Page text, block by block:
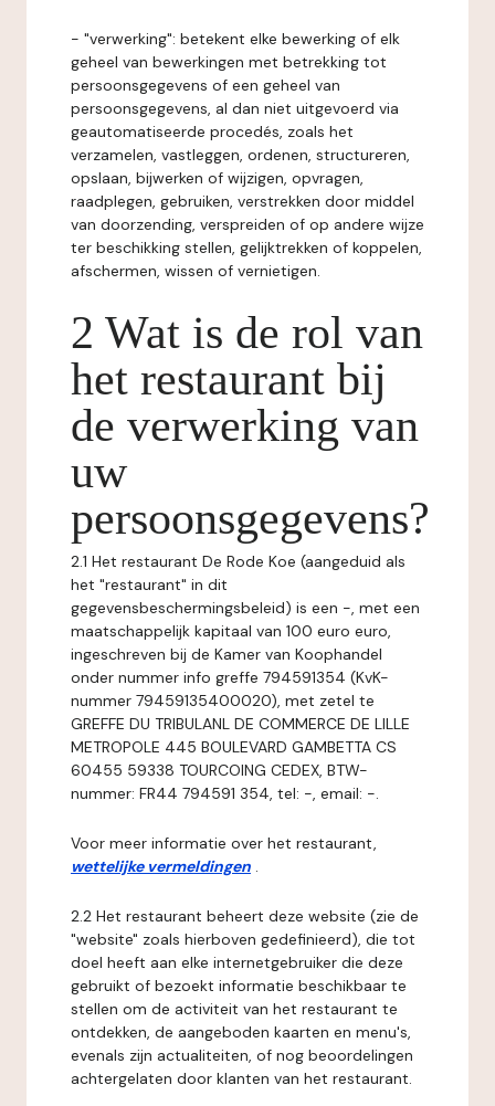
- "verwerking": betekent elke bewerking of elk
geheel van bewerkingen met betrekking tot
persoonsgegevens of een geheel van
persoonsgegevens, al dan niet uitgevoerd via
geautomatiseerde procedés, zoals het
verzamelen, vastleggen, ordenen, structureren,
opslaan, bijwerken of wijzigen, opvragen,
raadplegen, gebruiken, verstrekken door middel
van doorzending, verspreiden of op andere wijze
ter beschikking stellen, gelijktrekken of koppelen,
afschermen, wissen of vernietigen.
2 Wat is de rol van
het restaurant bij
de verwerking van
uw
persoonsgegevens?
2.1 Het restaurant De Rode Koe (aangeduid als
het "restaurant" in dit
gegevensbeschermingsbeleid) is een -, met een
maatschappelijk kapitaal van 100 euro euro,
ingeschreven bij de Kamer van Koophandel
onder nummer info greffe 794591354 (KvK-
nummer 79459135400020), met zetel te
GREFFE DU TRIBULANL DE COMMERCE DE LILLE
METROPOLE 445 BOULEVARD GAMBETTA CS
60455 59338 TOURCOING CEDEX, BTW-
nummer: FR44 794591 354, tel: -, email: -.
Voor meer informatie over het restaurant,
wettelijke vermeldingen .
2.2 Het restaurant beheert deze website (zie de
"website" zoals hierboven gedefinieerd), die tot
doel heeft aan elke internetgebruiker die deze
gebruikt of bezoekt informatie beschikbaar te
stellen om de activiteit van het restaurant te
ontdekken, de aangeboden kaarten en menu's,
evenals zijn actualiteiten, of nog beoordelingen
achtergelaten door klanten van het restaurant.